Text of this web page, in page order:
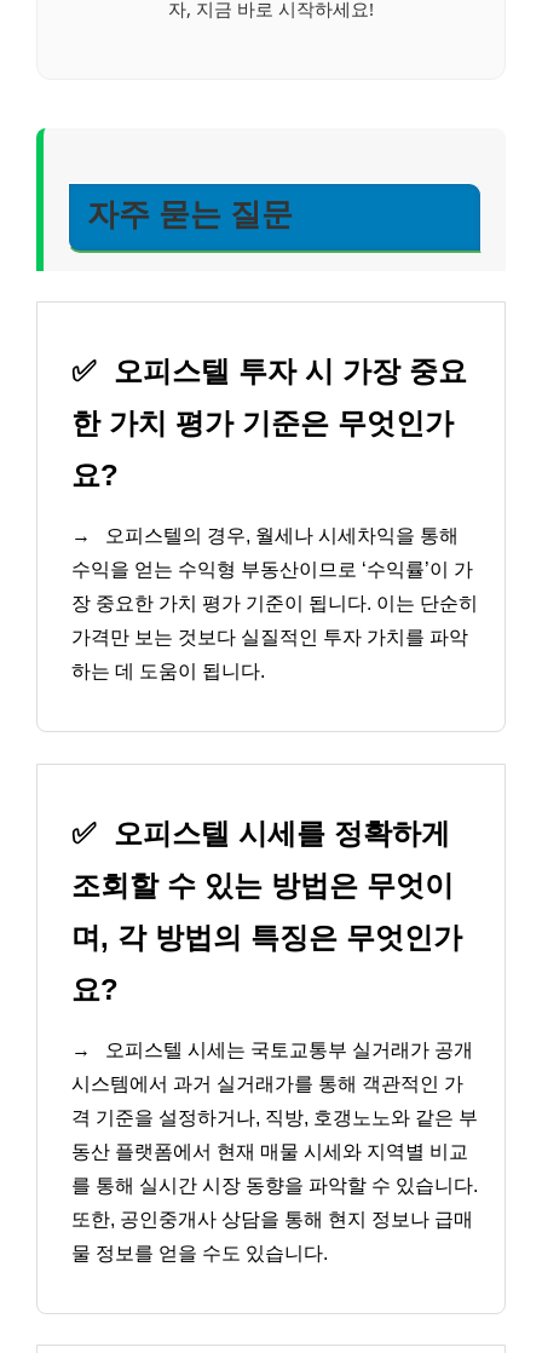
자, 지금 바로 시작하세요!
자주 묻는 질문
✅ 오피스텔 투자 시 가장 중요
한 가치 평가 기준은 무엇인가
요?
→
오피스텔의 경우, 월세나 시세차익을 통해
수익을 얻는 수익형 부동산이므로 ‘수익률’이 가
장 중요한 가치 평가 기준이 됩니다. 이는 단순히
가격만 보는 것보다 실질적인 투자 가치를 파악
하는 데 도움이 됩니다.
✅ 오피스텔 시세를 정확하게
조회할 수 있는 방법은 무엇이
며, 각 방법의 특징은 무엇인가
요?
→
오피스텔 시세는 국토교통부 실거래가 공개
시스템에서 과거 실거래가를 통해 객관적인 가
격 기준을 설정하거나, 직방, 호갱노노와 같은 부
동산 플랫폼에서 현재 매물 시세와 지역별 비교
를 통해 실시간 시장 동향을 파악할 수 있습니다.
또한, 공인중개사 상담을 통해 현지 정보나 급매
물 정보를 얻을 수도 있습니다.